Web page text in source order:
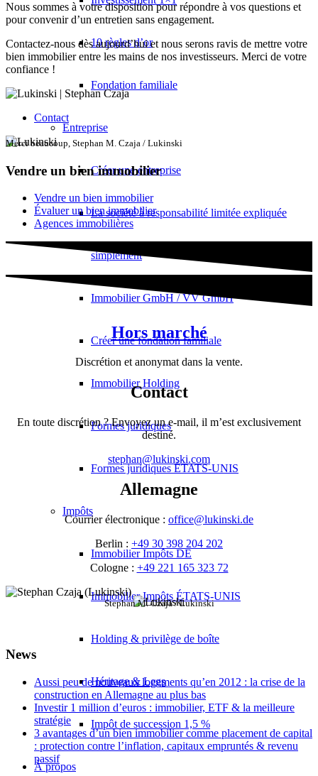
10 règles d’or
Fondation familiale
Entreprise
Créer une entreprise
La société à responsabilité limitée expliquée
simplement
Immobilier GmbH / VV GmbH
Créer une fondation familiale
Immobilier Holding
Formes juridiques
Formes juridiques ÉTATS-UNIS
Impôts
Immobilier Impôts DE
Immobilier Impôts ÉTATS-UNIS
Holding & privilège de boîte
Héritage & Legs
Impôt de succession 1,5 %
À propos
Nous sommes à votre disposition pour répondre à vos questions et
pour convenir d’un entretien sans engagement.
Contactez-nous dès aujourd’hui et nous serons ravis de mettre votre
bien immobilier entre les mains de nos investisseurs. Merci de votre
confiance !
Contact
Merci beaucoup, Stephan M. Czaja / Lukinski
Vendre un bien immobilier
Vendre un bien immobilier
Évaluer un bien immobilier
Agences immobilières
Hors marché
Discrétion et anonymat dans la vente.
Contact
En toute discrétion ? Envoyez un e-mail, il m’est exclusivement
destiné.
stephan@lukinski.com
Allemagne
Courrier électronique : office@lukinski.de
Berlin : +49 30 398 204 202
Cologne : +49 221 165 323 72
Stephan M. Czaja / Lukinski
News
Aussi peu de nouveaux logements qu’en 2012 : la crise de la
construction en Allemagne au plus bas
Investir 1 million d’euros : immobilier, ETF & la meilleure
stratégie
3 avantages d’un bien immobilier comme placement de capital
: protection contre l’inflation, capitaux empruntés & revenu
passif